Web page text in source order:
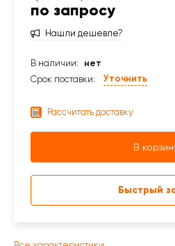
по запросу
Нашли дешевле?
В наличии:
нет
Срок поставки:
Уточнить
Рассчитать доставку
В
Быстрый